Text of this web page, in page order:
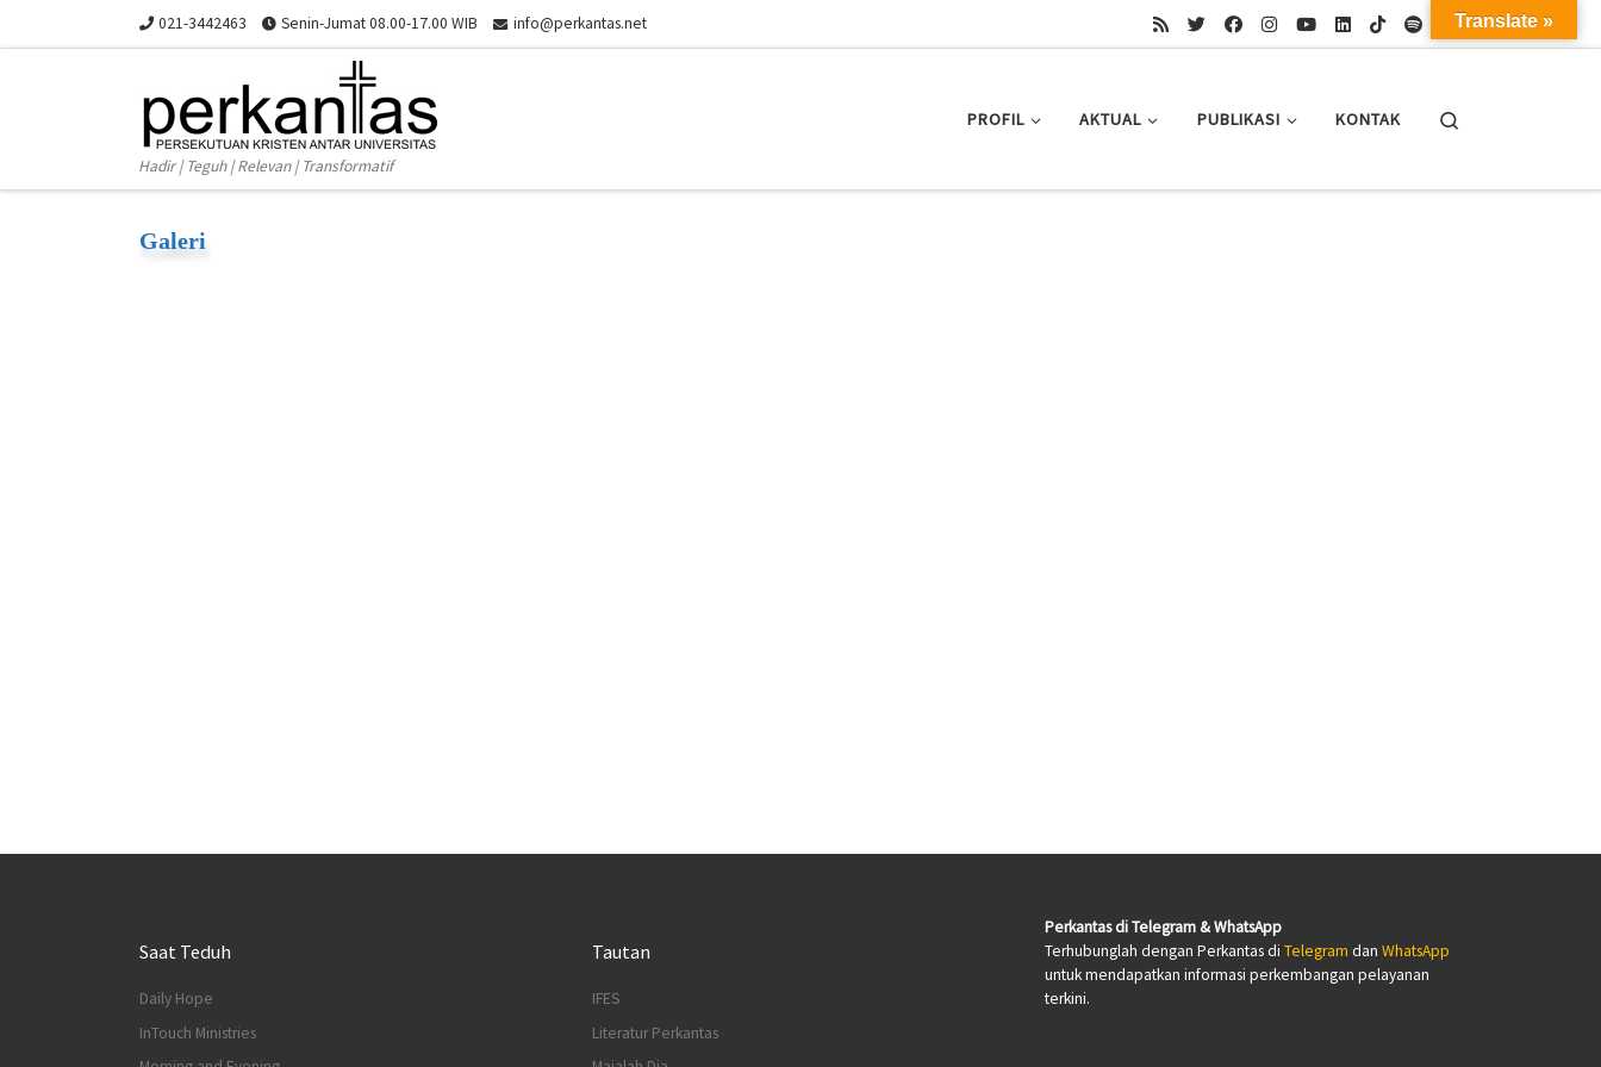
Skip to content 021-3442463 Senin-Jumat 08.00-17.00 WIB info@perkantas.net
Hadir | Teguh | Relevan | Transformatif
PROFIL AKTUAL PUBLIKASI KONTAK
Galeri
Saat Teduh
Daily Hope
InTouch Ministries
Tautan
IFES
Literatur Perkantas
Perkantas di Telegram & WhatsApp
Terhubunglah dengan Perkantas di Telegram dan WhatsApp
untuk mendapatkan informasi perkembangan pelayanan
terkini.
Translate »